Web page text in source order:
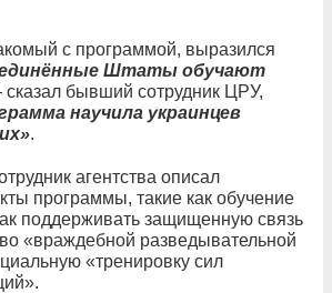
с программой, выразился
Штаты обучают
бывший сотрудник ЦРУ,
научила украинцев
.
агентства описал
программы, такие как обучение
поддерживать защищенную связь
«враждебной разведывательной
«тренировку сил